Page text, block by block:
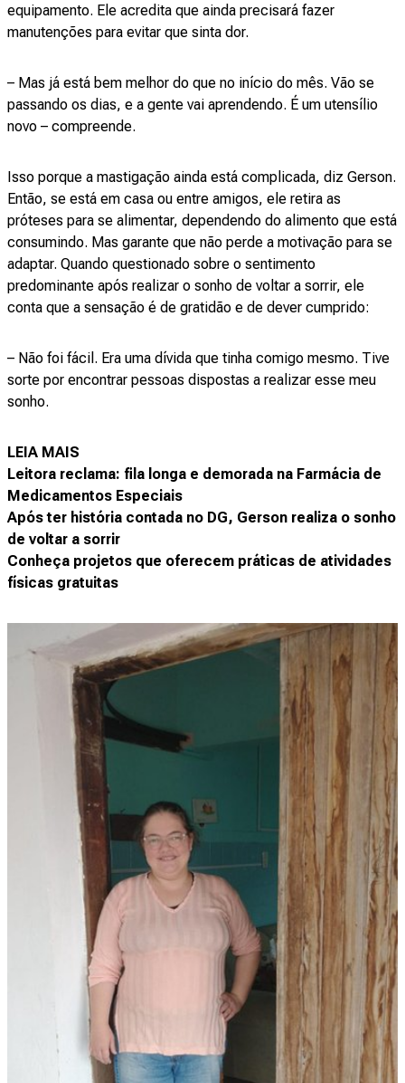
equipamento. Ele acredita que ainda precisará fazer
manutenções para evitar que sinta dor.
– Mas já está bem melhor do que no início do mês. Vão se
passando os dias, e a gente vai aprendendo. É um utensílio
novo – compreende.
Isso porque a mastigação ainda está complicada, diz Gerson.
Então, se está em casa ou entre amigos, ele retira as
próteses para se alimentar, dependendo do alimento que está
consumindo. Mas garante que não perde a motivação para se
adaptar. Quando questionado sobre o sentimento
predominante após realizar o sonho de voltar a sorrir, ele
conta que a sensação é de gratidão e de dever cumprido:
– Não foi fácil. Era uma dívida que tinha comigo mesmo. Tive
sorte por encontrar pessoas dispostas a realizar esse meu
sonho.
LEIA MAIS
Leitora reclama: fila longa e demorada na Farmácia de
Medicamentos Especiais
Após ter história contada no DG, Gerson realiza o sonho
de voltar a sorrir
Conheça projetos que oferecem práticas de atividades
físicas gratuitas